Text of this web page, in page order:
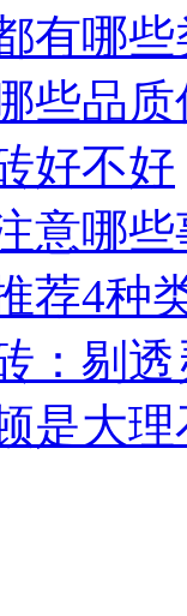
有哪
些品质
好不好
意哪些
荐4种
：剔
是大